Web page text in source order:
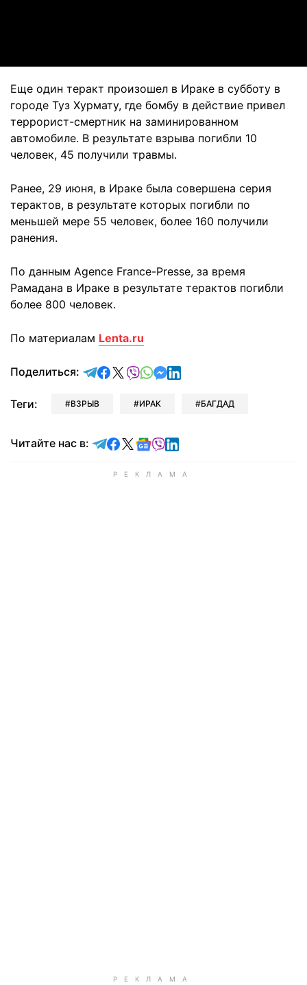
Еще один теракт произошел в Ираке в субботу в
городе Туз Хурмату, где бомбу в действие привел
террорист-смертник на заминированном
автомобиле. В результате взрыва погибли 10
человек, 45 получили травмы.
Ранее, 29 июня, в Ираке была совершена серия
терактов, в результате которых погибли по
меньшей мере 55 человек, более 160 получили
ранения.
По данным Agence France-Presse, за время
Рамадана в Ираке в результате терактов погибли
более 800 человек.
По материалам Lenta.ru
Поделиться: отправить в Telegram
поделиться в Facebook
поделиться в X
отправить в Viber
отправить в Whatsapp
отправить в Messenger
отправить в LinkedIn
Теги: ВЗРЫВ ИРАК БАГДАД
Читайте нас в: Читайте в Telegram
Читайте в Facebook
Читайте в X
Читайте в Google news
Читайте в Viber
Читайте в LinkedIn